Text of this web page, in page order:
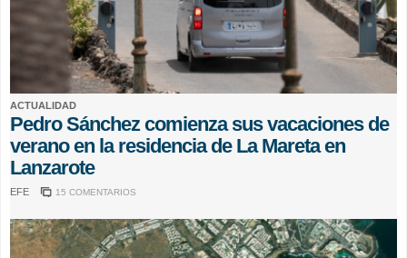
ACTUALIDAD
Pedro Sánchez comienza sus vacaciones de
verano en la residencia de La Mareta en
Lanzarote
EFE 15 COMENTARIOS